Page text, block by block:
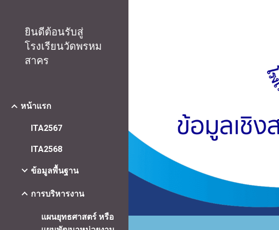
ยินดีต้อนรับสู่
โรงเรียนวัดพรหม
สาคร
หน้าแรก
ITA2567
ITA2568
ข้อมูลพื้นฐาน
การบริหารงาน
แผนยุทธศาสตร์ หรือ